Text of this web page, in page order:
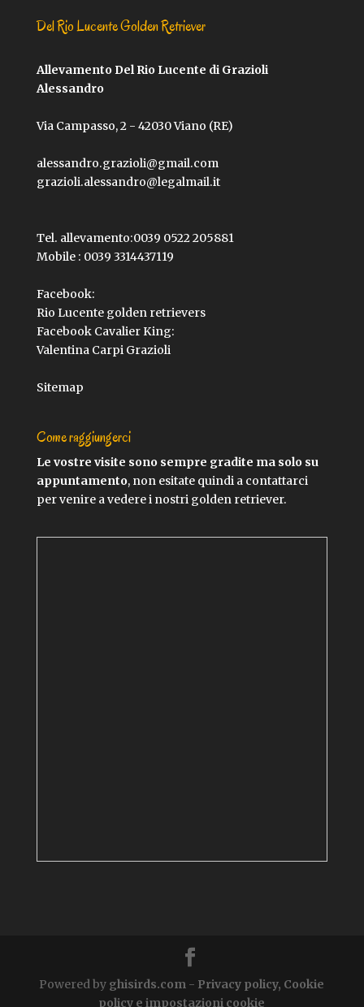
Del Rio Lucente Golden Retriever
Allevamento Del Rio Lucente di Grazioli
Alessandro
Via Campasso, 2 - 42030 Viano (RE)
alessandro.grazioli@gmail.com
grazioli.alessandro@legalmail.it
Tel. allevamento:0039 0522 205881
Mobile : 0039 3314437119
Facebook:
Rio Lucente golden retrievers
Facebook Cavalier King:
Valentina Carpi Grazioli
Sitemap
Come raggiungerci
Le vostre visite sono sempre gradite ma solo su
appuntamento, non esitate quindi a contattarci
per venire a vedere i nostri golden retriever.
Powered by ghisirds.com - Privacy policy, Cookie
policy e impostazioni cookie